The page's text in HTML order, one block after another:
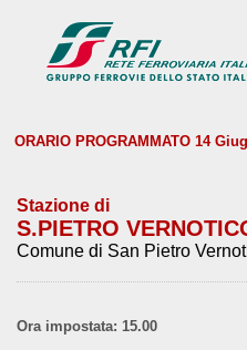
ORARIO PROGRAMMATO 14
Stazione di
S.PIETRO
Comune di San Pietro
Ora impostata: 15.00